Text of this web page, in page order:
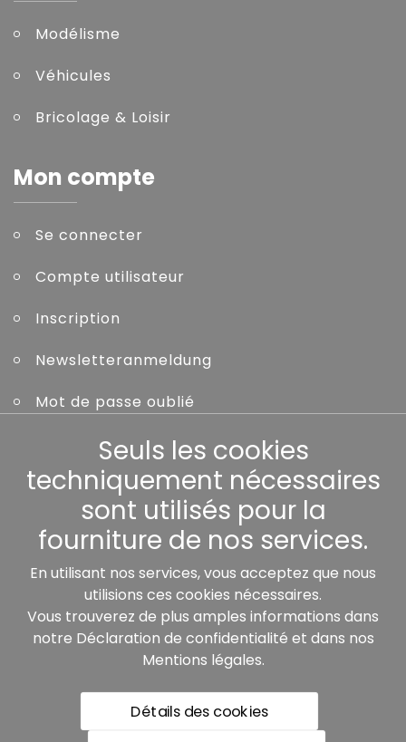
Modélisme
Véhicules
Bricolage & Loisir
Mon compte
Se connecter
Compte utilisateur
Inscription
Newsletteranmeldung
Mot de passe oublié
Nos partenaires:
* Tous les prix incluent la TVA légale plus les frais de
Seuls les cookies
techniquement nécessaires
sont utilisés pour la
fourniture de nos services.
En utilisant nos services, vous acceptez que nous
utilisions ces cookies nécessaires.
Vous trouverez de plus amples informations dans
notre Déclaration de confidentialité et dans nos
Mentions légales.
Détails des cookies